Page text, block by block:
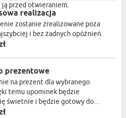
ją przed otwieraniem.
realizacja
zostanie zrealizowane poza
i bez żadnych opóźnień.
prezentowe
na prezent dla wybranego
temu upominek będzie
świetnie i będzie gotowy do